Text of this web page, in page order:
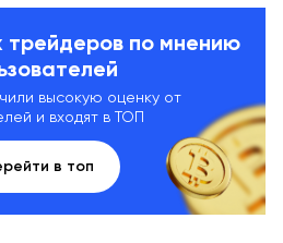
трейдеров по мнению
высокую оценку от
и входят в ТОП
в топ